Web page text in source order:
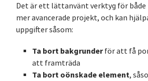
Det är ett lättanvänt verktyg för både
mer avancerade projekt, och kan
uppgifter såsom:
Ta bort bakgrunderför att få
att framträda
Ta bort oönskade element,